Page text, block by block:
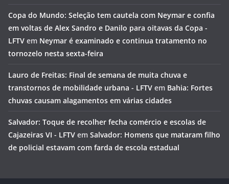
Copa do Mundo: Seleção tem cautela com Neymar e confia
em voltas de Alex Sandro e Danilo para oitavas da Copa -
LFTV em Neymar é examinado e continua tratamento no
tornozelo nesta sexta-feira
Lauro de Freitas: Final de semana de muita chuva e
transtornos de mobilidade urbana - LFTV em Bahia: Fortes
chuvas causam alagamentos em várias cidades
Salvador: Toque de recolher fecha comércio e escolas de
Cajazeiras VI - LFTV em Salvador: Homens que mataram filho
de policial estavam com farda de escola estadual